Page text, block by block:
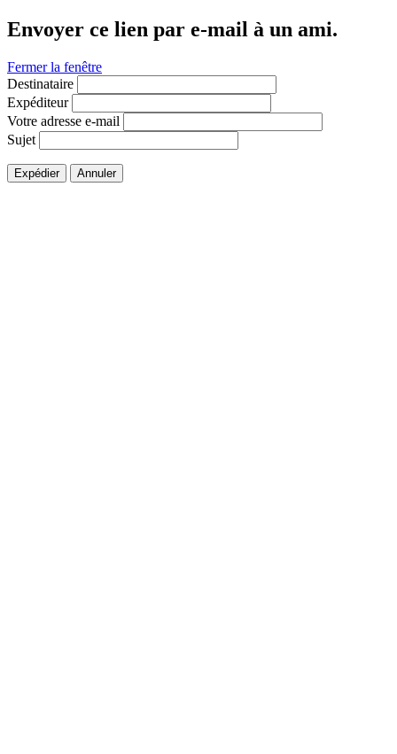
Envoyer ce lien par e-mail à un ami.
Fermer la fenêtre
Destinataire
Expéditeur
Votre adresse e-mail
Sujet
Expédier Annuler